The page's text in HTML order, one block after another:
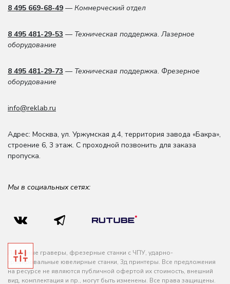
8 495 669-68-49 — Коммерческий отдел
8 495 481-29-53 — Техническая поддержка. Лазерное
оборудование
8 495 481-29-73 — Техническая поддержка. Фрезерное
оборудование
info@reklab.ru
Адрес: Москва, ул. Уржумская д.4, территория завода «Бакра»,
строение 6, 3 этаж. С проходной позвонить для заказа
пропуска.
Мы в социальных сетях:
Лазерные граверы, фрезерные станки с ЧПУ, ударно-
гравировальные ювелирные станки, 3д принтеры. Все предложения
на ресурсе не являются публичной офертой их стоимость, внешний
вид, комплектация и пр., могут быть изменены. Все права защищены.